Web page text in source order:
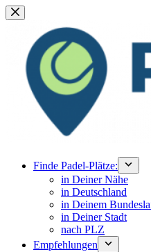
Zum
Inhalt
springen
Finde Padel-Plätze:
in Deiner Nähe
in Deutschland
in Deinem
in Deiner Stadt
nach PLZ
Empfehlungen